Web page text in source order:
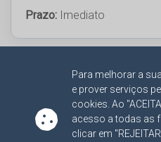
Para melhorar a
e prover serviços
cookies. Ao
acesso a todas as
clicar em
Prazo: Imediato
10.11 – Conselheira
Sarmento dos Santos
Setor responsável:
Substituto